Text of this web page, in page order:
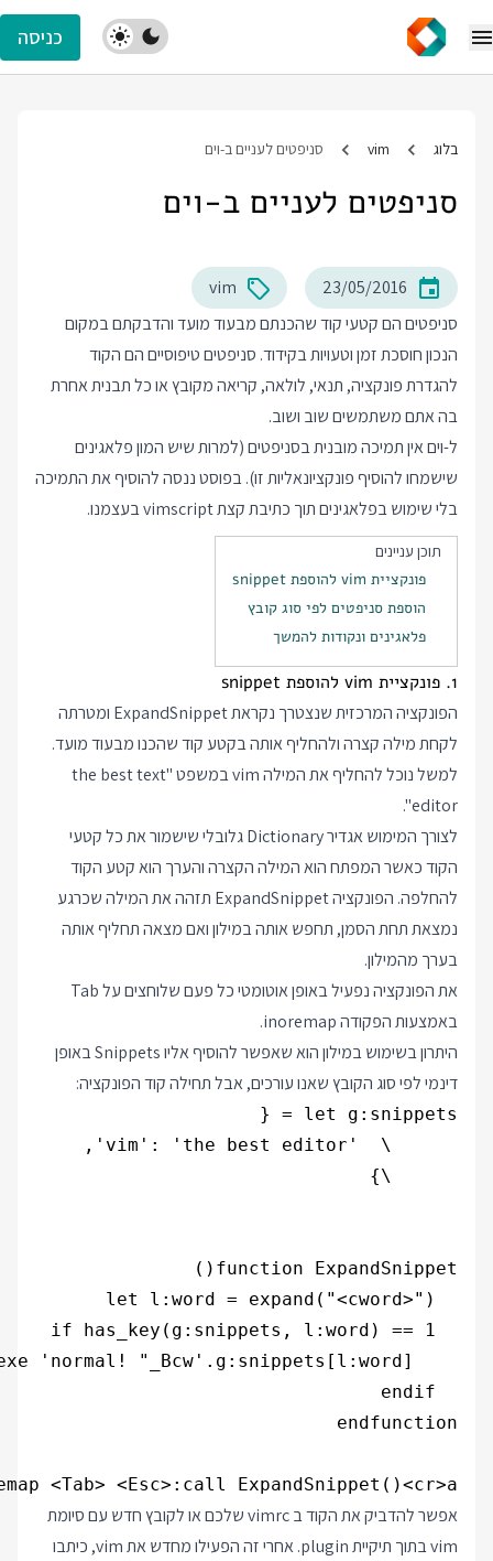
כניסה
בלוג vim סניפטים לעניים ב-וים
סניפטים לעניים ב-וים
23/05/2016
vim
סניפטים הם קטעי קוד שהכנתם מבעוד מועד והדבקתם במקום
הנכון חוסכת זמן וטעויות בקידוד. סניפטים טיפוסיים הם הקוד
להגדרת פונקציה, תנאי, לולאה, קריאה מקובץ או כל תבנית אחרת
בה אתם משתמשים שוב ושוב.
ל-וים אין תמיכה מובנית בסניפטים (למרות שיש המון פלאגינים
שישמחו להוסיף פונקציונאליות זו). בפוסט ננסה להוסיף את התמיכה
בלי שימוש בפלאגינים תוך כתיבת קצת vimscript בעצמנו.
תוכן עניינים
פונקציית vim להוספת snippet
הוספת סניפטים לפי סוג קובץ
פלאגינים ונקודות להמשך
1. פונקציית vim להוספת snippet
הפונקציה המרכזית שנצטרך נקראת ExpandSnippet ומטרתה
לקחת מילה קצרה ולהחליף אותה בקטע קוד שהכנו מבעוד מועד.
למשל נוכל להחליף את המילה vim במשפט "the best text
editor".
לצורך המימוש אגדיר Dictionary גלובלי שישמור את כל קטעי
הקוד כאשר המפתח הוא המילה הקצרה והערך הוא קטע הקוד
להחלפה. הפונקציה ExpandSnippet תזהה את המילה שכרגע
נמצאת תחת הסמן, תחפש אותה במילון ואם מצאה תחליף אותה
בערך מהמילון.
את הפונקציה נפעיל באופן אוטומטי כל פעם שלוחצים על Tab
באמצעות הפקודה inoremap.
היתרון בשימוש במילון הוא שאפשר להוסיף אליו Snippets באופן
דינמי לפי סוג הקובץ שאנו עורכים, אבל תחילה קוד הפונקציה:
<Tab> <Esc>:call ExpandSnippet()<cr>a
אפשר להדביק את הקוד ב vimrc שלכם או לקובץ חדש עם סיומת
vim בתוך תיקיית plugin. אחרי זה הפעילו מחדש את vim, כיתבו